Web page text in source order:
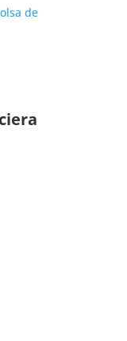
de